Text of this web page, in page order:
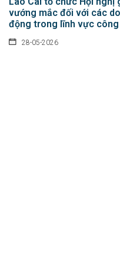
vướng mắc đối với các
động trong lĩnh vực
28-05-2026